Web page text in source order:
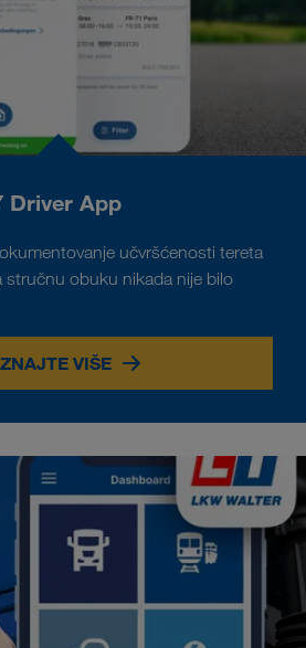
Driver App
učvršćenosti tereta
stručnu obuku nikada nije bilo
VIŠE